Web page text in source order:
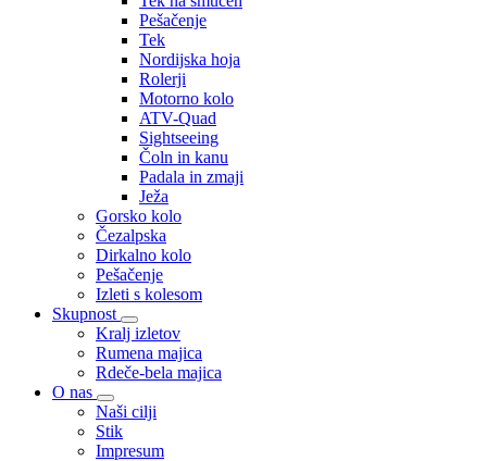
Pešačenje
Tek
Nordijska hoja
Rolerji
Motorno kolo
ATV-Quad
Sightseeing
Čoln in kanu
Padala in zmaji
Ježa
Gorsko kolo
Čezalpska
Dirkalno kolo
Pešačenje
Izleti s kolesom
Skupnost
Kralj izletov
Rumena majica
Rdeče-bela majica
O nas
Naši cilji
Stik
Impresum